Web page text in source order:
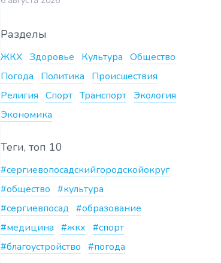
Разделы
ЖКХ Здоровье Культура Общество
Погода
Политика
Происшествия
Религия Спорт Транспорт Экология
Экономика
Теги, топ 10
#сергиевопосадскийгородскойокруг
#общество #культура
#сергиевпосад #образование
#медицина #жкх #спорт
#благоустройство #погода